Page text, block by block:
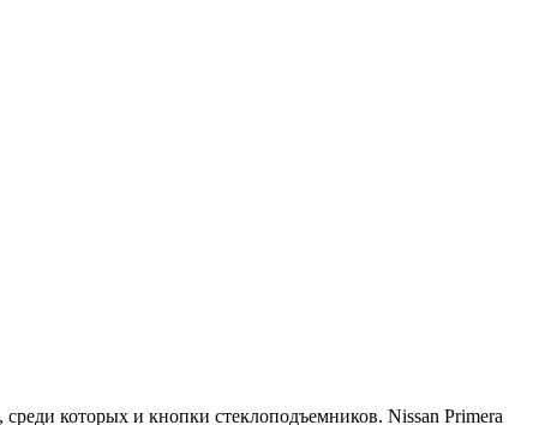
которых и кнопки стеклоподъемников. Nissan Primera